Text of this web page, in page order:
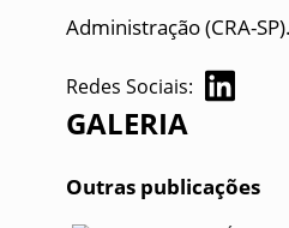
Administração (CRA-SP).
Redes Sociais:
GALERIA
Outras publicações